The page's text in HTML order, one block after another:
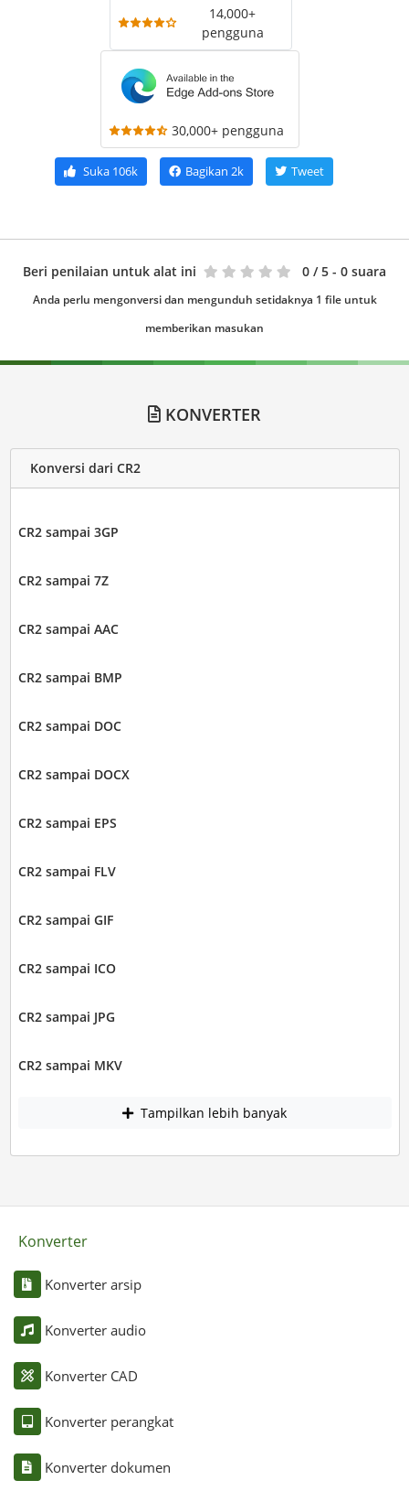
14,000+
pengguna
30,000+ pengguna
Suka106k Bagikan 2k Tweet
Beri penilaian untuk alat ini 0 / 5 - 0 suara
Anda perlu mengonversi dan mengunduh setidaknya 1 file untuk
memberikan masukan
KONVERTER
Konversi dari CR2
CR2 sampai 3GP
CR2 sampai 7Z
CR2 sampai AAC
CR2 sampai BMP
CR2 sampai DOC
CR2 sampai DOCX
CR2 sampai EPS
CR2 sampai FLV
CR2 sampai GIF
CR2 sampai ICO
CR2 sampai JPG
CR2 sampai MKV
Tampilkan lebih banyak
Konverter
Konverter arsip
Konverter audio
Konverter CAD
Konverter perangkat
Konverter dokumen